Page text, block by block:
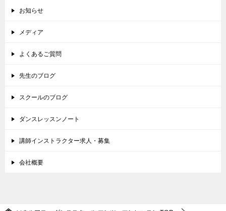
お知らせ
メディア
よくあるご質問
先生のブログ
スクールのブログ
ダンスレッスンノート
講師インストラクター求人・募集
会社概要